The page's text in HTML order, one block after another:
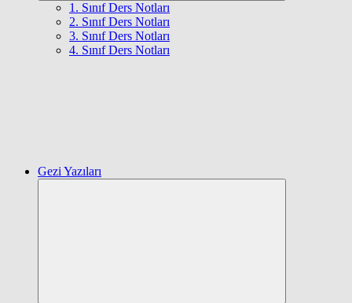
1. Sınıf Ders Notları
2. Sınıf Ders Notları
3. Sınıf Ders Notları
4. Sınıf Ders Notları
Gezi Yazıları